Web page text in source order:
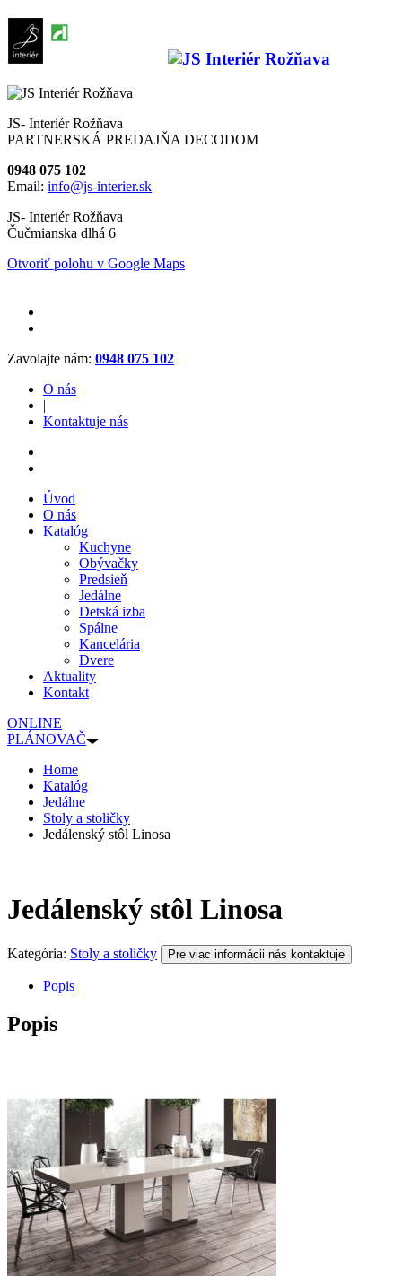
JS- Interiér Rožňava
PARTNERSKÁ PREDAJŇA DECODOM
0948 075 102
Email: info@js-interier.sk
JS- Interiér Rožňava
Čučmianska dlhá 6
Otvoriť polohu v Google Maps
Zavolajte nám: 0948 075 102
O nás
|
Kontaktuje nás
Úvod
O nás
Katalóg
Kuchyne
Obývačky
Predsieň
Jedálne
Detská izba
Spálne
Kancelária
Dvere
Aktuality
Kontakt
ONLINE
PLÁNOVAČ
Home
Katalóg
Jedálne
Stoly a stoličky
Jedálenský stôl Linosa
Jedálenský stôl Linosa
Kategória: Stoly a stoličky Pre viac informácii nás kontaktuje
Popis
Popis